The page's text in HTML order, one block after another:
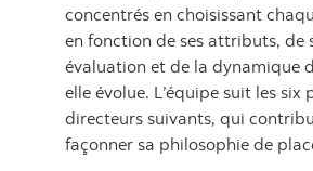
concentrés en choisissant
en fonction de ses attributs, de
évaluation et de la dynamique
elle évolue. L’équipe suit les six
directeurs suivants, qui
façonner sa philosophie de